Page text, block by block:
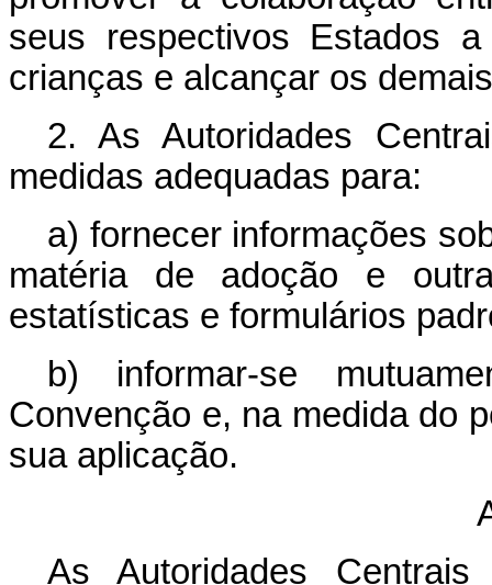
seus respectivos Estados
crianças e alcançar os
2. As Autoridades
medidas adequadas para:
a) fornecer informações
matéria de adoção e
estatísticas e formulários
b) informar-se
Convenção e, na medida do
sua aplicação.
As Autoridades